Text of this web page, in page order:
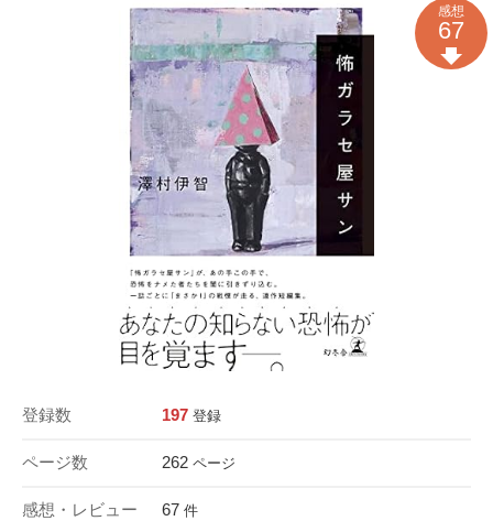
登録数 197 登録
ページ数 262 ページ
感想・レビュー 67 件
感想
67